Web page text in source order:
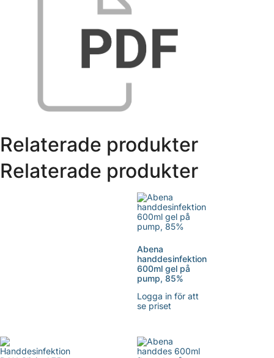
Relaterade produkter
Relaterade produkter
Abena
handdesinfektion
600ml gel på
pump, 85%
Logga in för att
se priset